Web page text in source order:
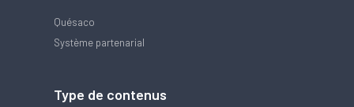
Quésaco
Système partenarial
Type de contenus